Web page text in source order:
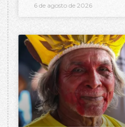
6 de agosto de 2026